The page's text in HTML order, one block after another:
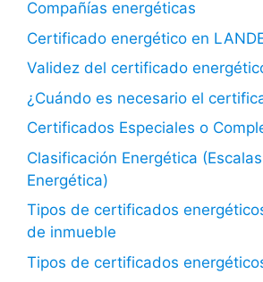
Compañías energéticas
Certificado energético en
Validez del certificado
¿Cuándo es necesario el
Certificados Especiales o
Clasificación Energética
Energética)
Tipos de certificados
de inmueble
Tipos de certificados